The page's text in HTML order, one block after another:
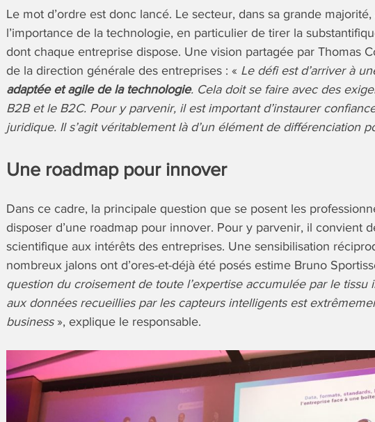
Le mot d’ordre est donc lancé. Le secteur, dans sa grande
l’importance de la technologie, en particulier de tirer la
dont chaque entreprise dispose. Une vision partagée par Thomas
de la direction générale des entreprises : « Le défi est d’arriver à
adaptée et agile de la technologie. Cela doit se faire avec des
B2B et le B2C. Pour y parvenir, il est important d’instaurer
juridique. Il s’agit véritablement là d’un élément de différenciation
Une roadmap pour innover
Dans ce cadre, la principale question que se posent les
disposer d’une roadmap pour innover. Pour y parvenir, il convient
scientifique aux intérêts des entreprises. Une sensibilisation
nombreux jalons ont d’ores-et-déjà été posés estime Bruno
question du croisement de toute l’expertise accumulée par le tissu
aux données recueillies par les capteurs intelligents est
business », explique le responsable.